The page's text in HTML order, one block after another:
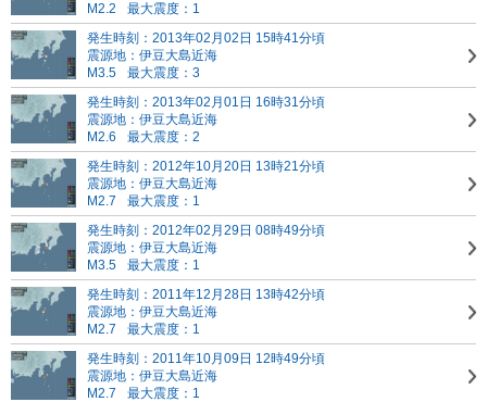
M2.2
最大震度：1
発生時刻：2013年02月02日 15時41分頃
震源地：伊豆大島近海
M3.5
最大震度：3
発生時刻：2013年02月01日 16時31分頃
震源地：伊豆大島近海
M2.6
最大震度：2
発生時刻：2012年10月20日 13時21分頃
震源地：伊豆大島近海
M2.7
最大震度：1
発生時刻：2012年02月29日 08時49分頃
震源地：伊豆大島近海
M3.5
最大震度：1
発生時刻：2011年12月28日 13時42分頃
震源地：伊豆大島近海
M2.7
最大震度：1
発生時刻：2011年10月09日 12時49分頃
震源地：伊豆大島近海
M2.7
最大震度：1